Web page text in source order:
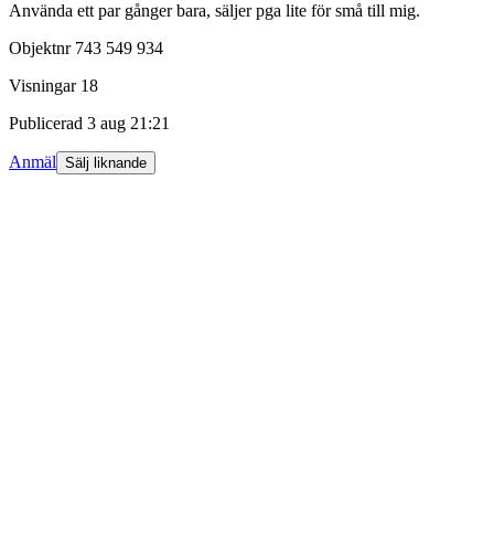
Använda ett par gånger bara, säljer pga lite för små till mig.
Objektnr 743 549 934
Visningar 18
Publicerad 3 aug 21:21
Anmäl Sälj liknande